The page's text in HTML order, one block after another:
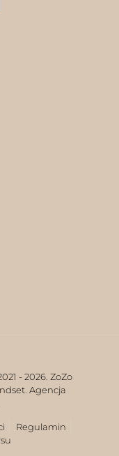
- 2026. ZoZo
Agencja
Regulamin